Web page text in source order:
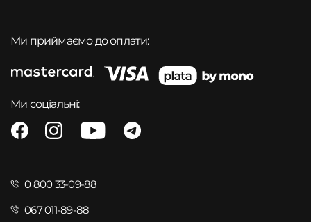
Ми приймаємо до оплати:
Ми соціальні:
0 800 33-09-88
067 011-89-88